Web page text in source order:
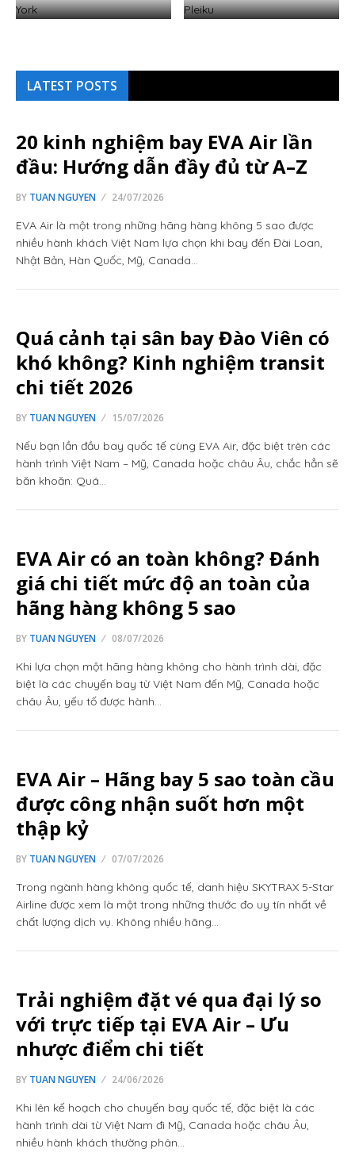
LATEST POSTS
20 kinh nghiệm bay EVA Air lần
đầu: Hướng dẫn đầy đủ từ A–Z
BY TUAN NGUYEN 24/07/2026
EVA Air là một trong những hãng hàng không 5 sao được
nhiều hành khách Việt Nam lựa chọn khi bay đến Đài Loan,
Nhật Bản, Hàn Quốc, Mỹ, Canada…
Quá cảnh tại sân bay Đào Viên có
khó không? Kinh nghiệm transit
chi tiết 2026
BY TUAN NGUYEN 15/07/2026
Nếu bạn lần đầu bay quốc tế cùng EVA Air, đặc biệt trên các
hành trình Việt Nam – Mỹ, Canada hoặc châu Âu, chắc hẳn sẽ
băn khoăn: Quá…
EVA Air có an toàn không? Đánh
giá chi tiết mức độ an toàn của
hãng hàng không 5 sao
BY TUAN NGUYEN 08/07/2026
Khi lựa chọn một hãng hàng không cho hành trình dài, đặc
biệt là các chuyến bay từ Việt Nam đến Mỹ, Canada hoặc
châu Âu, yếu tố được hành…
EVA Air – Hãng bay 5 sao toàn cầu
được công nhận suốt hơn một
thập kỷ
BY TUAN NGUYEN 07/07/2026
Trong ngành hàng không quốc tế, danh hiệu SKYTRAX 5-Star
Airline được xem là một trong những thước đo uy tín nhất về
chất lượng dịch vụ. Không nhiều hãng…
Trải nghiệm đặt vé qua đại lý so
với trực tiếp tại EVA Air – Ưu
nhược điểm chi tiết
BY TUAN NGUYEN 24/06/2026
Khi lên kế hoạch cho chuyến bay quốc tế, đặc biệt là các
hành trình dài từ Việt Nam đi Mỹ, Canada hoặc châu Âu,
nhiều hành khách thường phân…